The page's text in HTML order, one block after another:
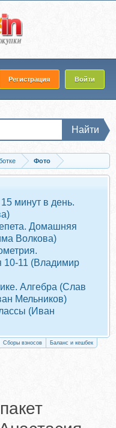
Регистрация Войти
Найти
Фото
Аникеева)
минут в день.
Домашняя
Волкова)
10-11 (Владимир
Алгебра (Слав
Мельников)
(Иван
Сборы взносов Баланс и кешбек